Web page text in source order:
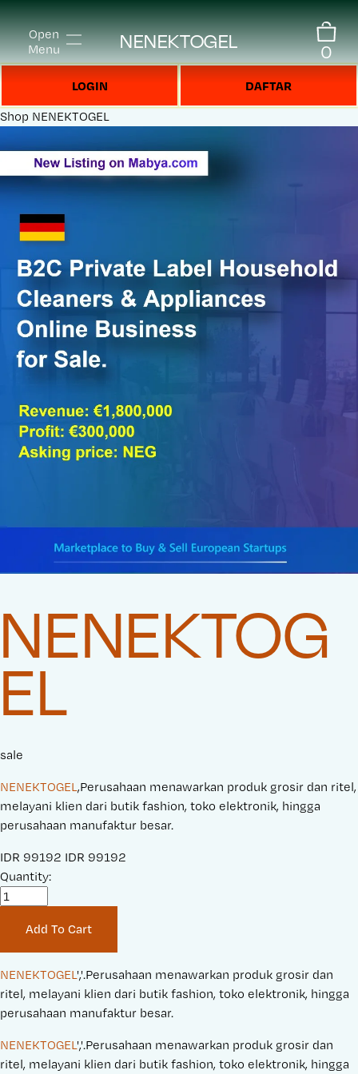
Open
Menu
NENEKTOGEL 0
LOGIN DAFTAR
Shop NENEKTOGEL
NENEKTOG
EL
sale
NENEKTOGEL,Perusahaan menawarkan produk grosir dan ritel,
melayani klien dari butik fashion, toko elektronik, hingga
perusahaan manufaktur besar.
S
a
r
i
c
e
IDR 99192 O
n
a
l
P
i
c
IDR 99192
Quantity:
Add To Cart
NENEKTOGEL ','.Perusahaan menawarkan produk grosir dan
ritel, melayani klien dari butik fashion, toko elektronik, hingga
perusahaan manufaktur besar.
NENEKTOGEL ','.Perusahaan menawarkan produk grosir dan
ritel, melayani klien dari butik fashion, toko elektronik, hingga